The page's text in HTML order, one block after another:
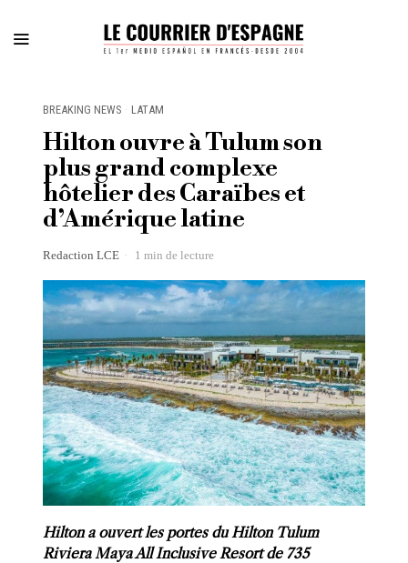
BREAKING NEWS · LATAM
Hilton ouvre à Tulum son
plus grand complexe
hôtelier des Caraïbes et
d’Amérique latine
Redaction LCE 1 min de lecture
Hilton a ouvert les portes du Hilton Tulum
Riviera Maya All Inclusive Resort de 735